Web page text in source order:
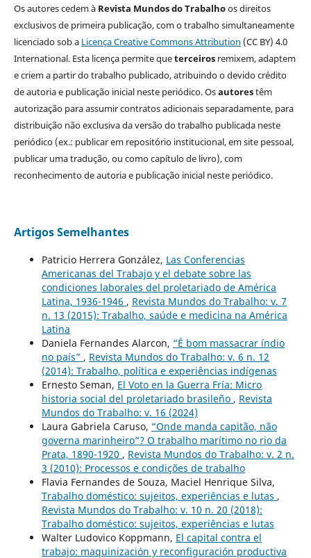
Os autores cedem à Revista Mundos do Trabalhoos direitos
exclusivos de primeira publicação, com o trabalho simultaneamente
licenciado sob a Licença Creative Commons Attribution (CC BY) 4.0
International. Esta licença permite queterceirosremixem, adaptem
e criem a partir do trabalho publicado, atribuindo o devido crédito
de autoria e publicação inicial neste periódico. Osautorestêm
autorização para assumir contratos adicionais separadamente, para
distribuição não exclusiva da versão do trabalho publicada neste
periódico (ex.: publicar em repositório institucional, em site pessoal,
publicar uma tradução, ou como capítulo de livro), com
reconhecimento de autoria e publicação inicial neste periódico.
Artigos Semelhantes
Patricio Herrera González, Las Conferencias
Americanas del Trabajo y el debate sobre las
condiciones laborales del proletariado de América
Latina, 1936-1946 , Revista Mundos do Trabalho: v. 7
n. 13 (2015): Trabalho, saúde e medicina na América
Latina
Daniela Fernandes Alarcon, “É bom massacrar índio
no país” , Revista Mundos do Trabalho: v. 6 n. 12
(2014): Trabalho, política e experiências indígenas
Ernesto Seman, El Voto en la Guerra Fría: Micro
historia social del proletariado brasileño , Revista
Mundos do Trabalho: v. 16 (2024)
Laura Gabriela Caruso, “Onde manda capitão, não
governa marinheiro”? O trabalho marítimo no rio da
Prata, 1890-1920 , Revista Mundos do Trabalho: v. 2 n.
3 (2010): Processos e condições de trabalho
Flavia Fernandes de Souza, Maciel Henrique Silva,
Trabalho doméstico: sujeitos, experiências e lutas ,
Revista Mundos do Trabalho: v. 10 n. 20 (2018):
Trabalho doméstico: sujeitos, experiências e lutas
Walter Ludovico Koppmann, El capital contra el
trabajo: maquinización y reconfiguración productiva